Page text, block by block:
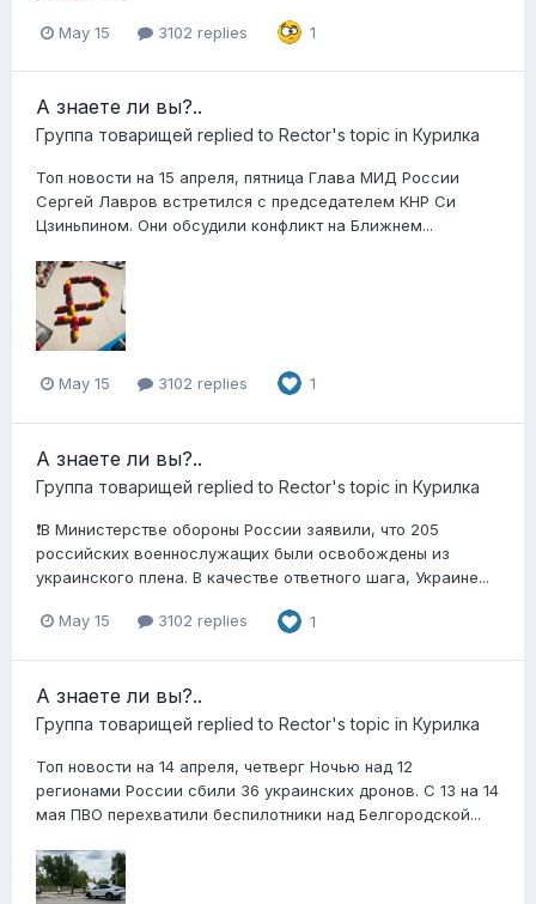
May 15 3102 replies 1
А знаете ли вы?..
Группа товарищей replied to Rector's topic in Курилка
Топ новости на 15 апреля, пятница Глава МИД России
Сергей Лавров встретился с председателем КНР Си
Цзиньпином. Они обсудили конфликт на Ближнем...
May 15 3102 replies 1
А знаете ли вы?..
Группа товарищей replied to Rector's topic in Курилка
❗️В Министерстве обороны России заявили, что 205
российских военнослужащих были освобождены из
украинского плена. В качестве ответного шага, Украине...
May 15 3102 replies 1
А знаете ли вы?..
Группа товарищей replied to Rector's topic in Курилка
Топ новости на 14 апреля, четверг Ночью над 12
регионами России сбили 36 украинских дронов. С 13 на 14
мая ПВО перехватили беспилотники над Белгородской...